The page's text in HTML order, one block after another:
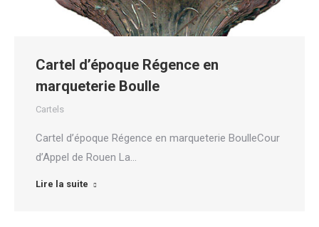
Cartel d’époque Régence en
marqueterie Boulle
Cartels
Cartel d’époque Régence en marqueterie BoulleCour
d’Appel de Rouen La…
Lire la suite